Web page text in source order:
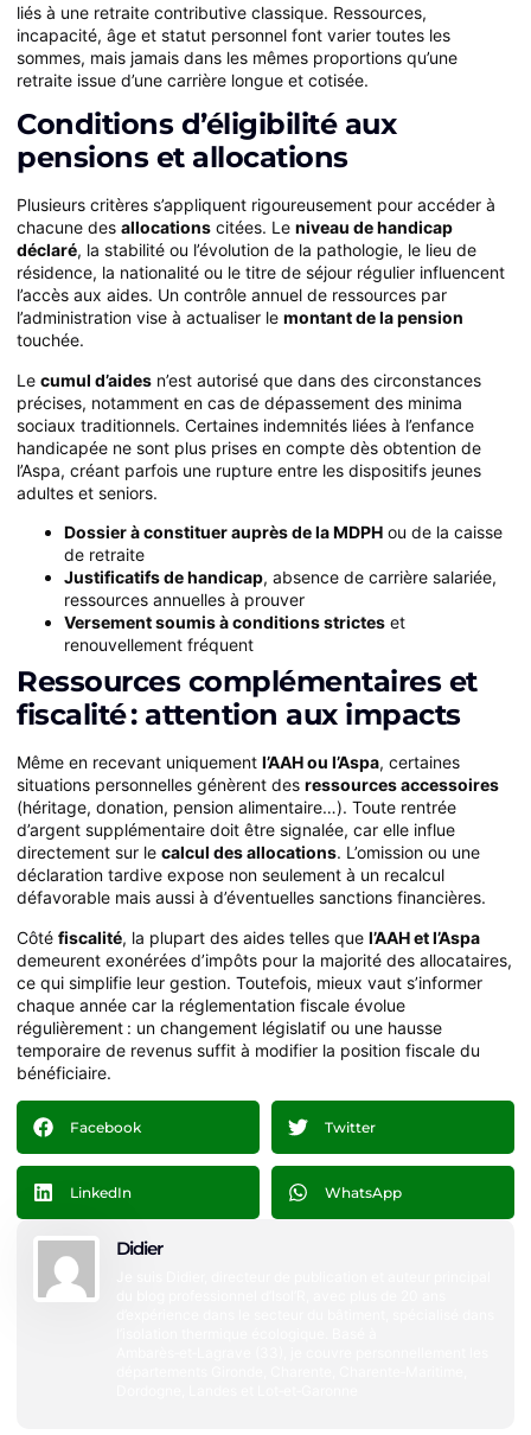
liés à une retraite contributive classique. Ressources,
incapacité, âge et statut personnel font varier toutes les
sommes, mais jamais dans les mêmes proportions qu’une
retraite issue d’une carrière longue et cotisée.
Conditions d’éligibilité aux
pensions et allocations
Plusieurs critères s’appliquent rigoureusement pour accéder à
chacune des allocations citées. Le niveau de handicap
déclaré, la stabilité ou l’évolution de la pathologie, le lieu de
résidence, la nationalité ou le titre de séjour régulier influencent
l’accès aux aides. Un contrôle annuel de ressources par
l’administration vise à actualiser le montant de la pension
touchée.
Le cumul d’aides n’est autorisé que dans des circonstances
précises, notamment en cas de dépassement des minima
sociaux traditionnels. Certaines indemnités liées à l’enfance
handicapée ne sont plus prises en compte dès obtention de
l’Aspa, créant parfois une rupture entre les dispositifs jeunes
adultes et seniors.
Dossier à constituer auprès de la MDPH ou de la caisse
de retraite
Justificatifs de handicap, absence de carrière salariée,
ressources annuelles à prouver
Versement soumis à conditions strictes et
renouvellement fréquent
Ressources complémentaires et
fiscalité : attention aux impacts
Même en recevant uniquement l’AAH ou l’Aspa, certaines
situations personnelles génèrent des ressources accessoires
(héritage, donation, pension alimentaire…). Toute rentrée
d’argent supplémentaire doit être signalée, car elle influe
directement sur le calcul des allocations. L’omission ou une
déclaration tardive expose non seulement à un recalcul
défavorable mais aussi à d’éventuelles sanctions financières.
Côté fiscalité, la plupart des aides telles que l’AAH et l’Aspa
demeurent exonérées d’impôts pour la majorité des allocataires,
ce qui simplifie leur gestion. Toutefois, mieux vaut s’informer
chaque année car la réglementation fiscale évolue
régulièrement : un changement législatif ou une hausse
temporaire de revenus suffit à modifier la position fiscale du
bénéficiaire.
Facebook Twitter
LinkedIn WhatsApp
Didier